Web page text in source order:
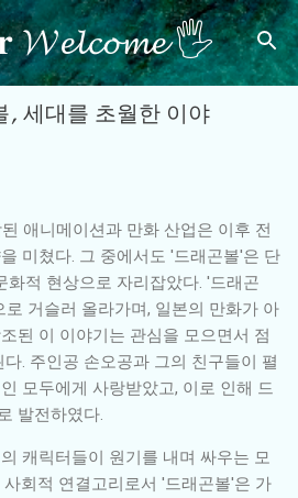
콘텐츠로 건너뛰기
𝓦𝓮𝓵𝓬𝓸𝓶𝓮 🖐
, 세대를 초월한 이야
애니메이션과 만화 산업은 이후 전
미쳤다. 그 중에서도 '드래곤볼'은 단
화적 현상으로 자리잡았다. '드래곤
로 거슬러 올라가며, 일본의 만화가 아
된 이 이야기는 관심을 모으면서 점
. 주인공 손오공과 그의 친구들이 펼
모두에게 사랑받았고, 이로 인해 드
발전하였다.
캐릭터들이 원기를 내며 싸우는 모
회적 연결고리로서 '드래곤볼'은 가